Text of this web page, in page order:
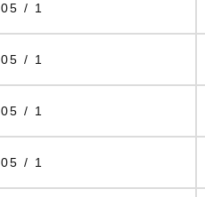
/ 1
/ 1
/ 1
/ 1